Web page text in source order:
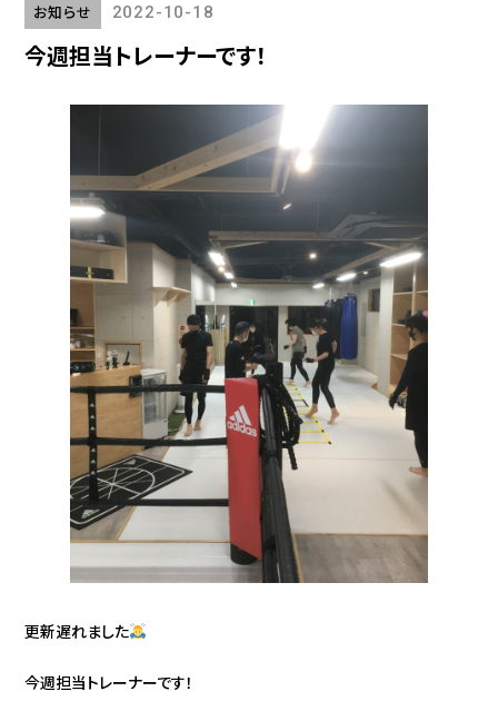
お知らせ 2022-10-18
今週担当トレーナーです！
更新遅れました
今週担当トレーナーです！